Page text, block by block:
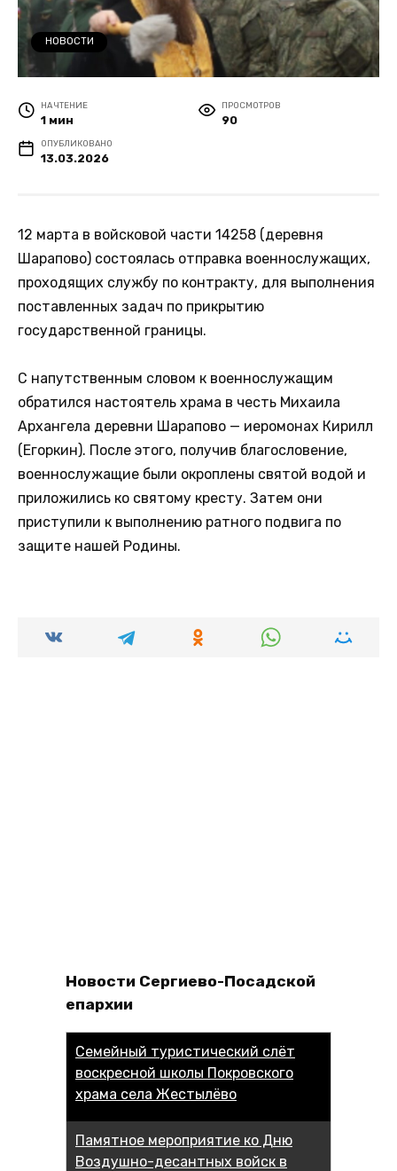
НОВОСТИ
НА ЧТЕНИЕ
1 мин
ПРОСМОТРОВ
90
ОПУБЛИКОВАНО
13.03.2026
12 марта в войсковой части 14258 (деревня
Шарапово) состоялась отправка военнослужащих,
проходящих службу по контракту, для выполнения
поставленных задач по прикрытию
государственной границы.
С напутственным словом к военнослужащим
обратился настоятель храма в честь Михаила
Архангела деревни Шарапово — иеромонах Кирилл
(Егоркин). После этого, получив благословение,
военнослужащие были окроплены святой водой и
приложились ко святому кресту. Затем они
приступили к выполнению ратного подвига по
защите нашей Родины.
Новости Сергиево-Посадской
епархии
Семейный туристический слёт
воскресной школы Покровского
храма села Жестылёво
Памятное мероприятие ко Дню
Воздушно-десантных войск в